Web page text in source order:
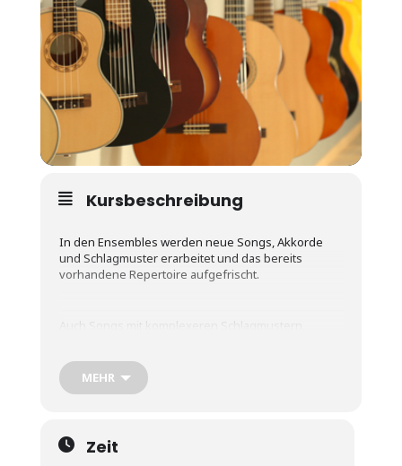
Kursbeschreibung
In den Ensembles werden neue Songs, Akkorde
und Schlagmuster erarbeitet und das bereits
vorhandene Repertoire aufgefrischt.
Akkordvariationen haben ihren Platz.
ergänzende Inhalte wie z.B. Einstieg in die
Improvisation, Mediennutzung, Üben mit Software,
MEHR
Zeit